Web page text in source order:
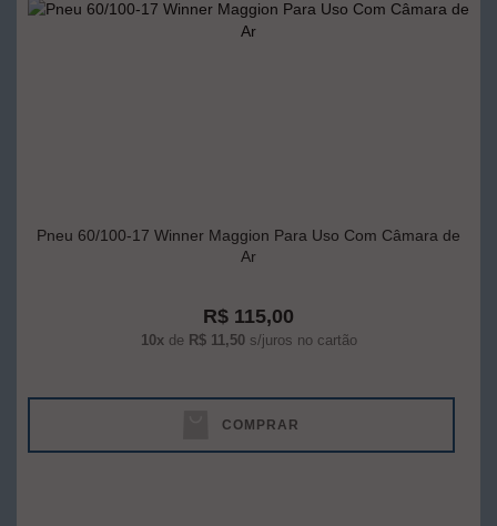
Pneu 60/100-17 Winner Maggion Para Uso Com Câmara de
Ar
R$ 115,00
10xde R$ 11,50s/juros no cartão
COMPRAR